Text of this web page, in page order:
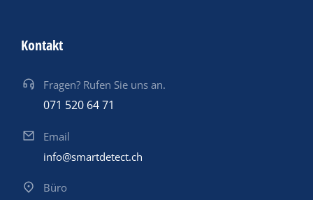
Kontakt
Fragen? Rufen Sie uns an.
071 520 64 71
Email
info@smartdetect.ch
Büro